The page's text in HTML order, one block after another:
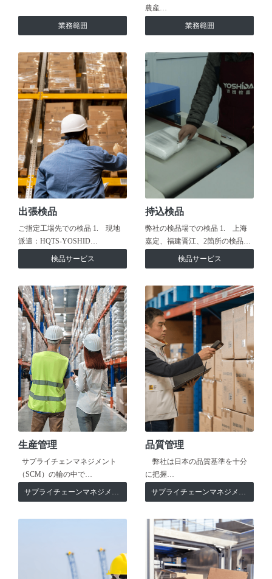
業務範囲
農産…
業務範囲
出張検品
ご指定工場先での検品 1. 現地
派遣：HQTS-YOSHID…
検品サービス
持込検品
弊社の検品場での検品 1. 上海
嘉定、福建晋江、2箇所の検品…
検品サービス
生産管理
サプライチェンマネジメント
（SCM）の輪の中で…
サプライチェーンマネジメント
品質管理
弊社は日本の品質基準を十分
に把握…
サプライチェーンマネジメント